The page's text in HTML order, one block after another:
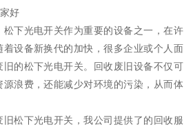
好
下光电开关作为重要的设备之一，在许
设备新换代的加快，很多企业或个人面
的松下光电开关。回收废旧设备不仅可
源浪费，还能减少对环境的污染，从而体
松下光电开关，我公司提供了的回收服